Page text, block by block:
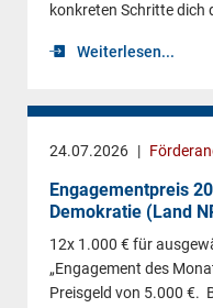
konkreten Schritte dich
Weiterlesen...
24.07.2026 |
Engagementpreis
Demokratie (Land
12x 1.000 € für
„Engagement des
Preisgeld von 5.000 €.